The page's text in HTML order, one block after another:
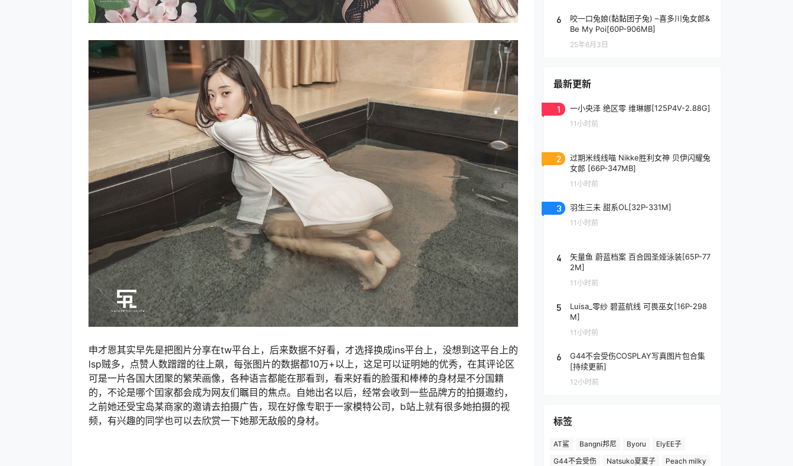
申才恩其实早先是把图片分享在tw平台上，后来数据不好看，才选择换成ins平台上，没想到这平台上的
lsp贼多，点赞人数蹭蹭的往上飙，每张图片的数据都10万+以上，这足可以证明她的优秀，在其评论区
可是一片各国大团聚的繁荣画像，各种语言都能在那看到，看来好看的脸蛋和棒棒的身材是不分国籍
的，不论是哪个囯家都会成为网友们瞩目的焦点。自她出名以后，经常会收到一些品牌方的拍摄邀约，
之前她还受宝岛某商家的邀请去拍摄广告，现在好像专职于一家模特公司，b站上就有很多她拍摄的视
频，有兴趣的同学也可以去欣赏一下她那无敌般的身材。
6
咬一口兔娘(黏黏团子兔) –喜多川兔女郎&
Be My Poi[60P-906MB]
25年6月3日
最新更新
1 一小央泽 绝区零 维琳娜[125P4V-2.88G]
11小时前
2
过期米线线喵 Nikke胜利女神 贝伊闪耀兔
女郎 [66P-347MB]
11小时前
3 羽生三未 甜系OL[32P-331M]
11小时前
4
矢量鱼 蔚蓝档案 百合园圣娅泳装[65P-77
2M]
11小时前
5
Luisa_零纱 碧蓝航线 可畏巫女[16P-298
M]
11小时前
6
G44不会受伤COSPLAY写真图片包合集
[持续更新]
12小时前
标签
AT鲨 Bangni邦尼 Byoru
ElyEE子
G44不会受伤
Natsuko夏夏子
Peach milky